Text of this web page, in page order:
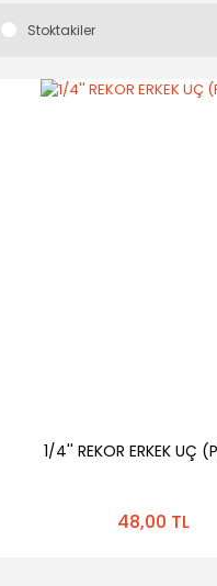
Stoktakiler
1/4'' REKOR ERKEK UÇ
48,00 TL